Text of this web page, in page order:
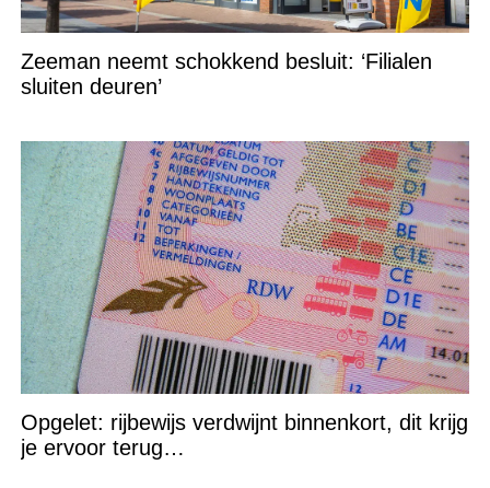
Zeeman neemt schokkend besluit: ‘Filialen
sluiten deuren’
Opgelet: rijbewijs verdwijnt binnenkort, dit krijg
je ervoor terug…